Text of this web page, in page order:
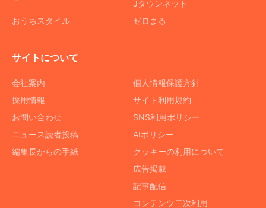
おうちスタイル
Jタウンネット
ゼロまる
サイトについて
会社案内
採用情報
お問い合わせ
ニュース読者投稿
編集長からの手紙
個人情報保護方針
サイト利用規約
SNS利用ポリシー
AIポリシー
クッキーの利用について
広告掲載
記事配信
コンテンツ二次利用